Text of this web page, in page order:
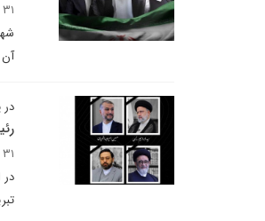
۳۱ اردیبهشت ۱۴۰۳
۳۱ اردیبهشت ۱۴۰۳
در